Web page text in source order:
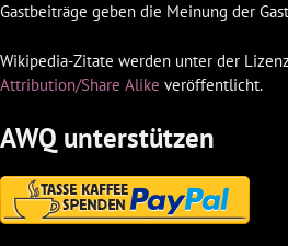
Gastbeiträge geben die Meinung der
Wikipedia-Zitate werden unter der Lizenz
Attribution/Share Alike veröffentlicht.
AWQ unterstützen